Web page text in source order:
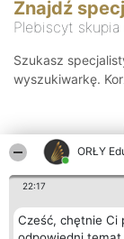
ORŁY
22:17
Cześć, chętnie Ci
Znajdź
Plebiscyt
Szukasz
wyszukiwarkę.